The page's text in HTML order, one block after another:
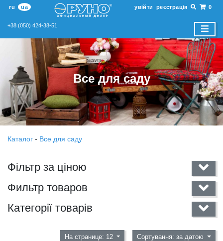
ru ua увійти реєстрація 0
+38 (050) 424-38-51
Все для саду
Каталог - Все для саду
Фільтр за ціною
Фильтр товаров
Категорії товарів
На странице: 12 Сортування: за датою